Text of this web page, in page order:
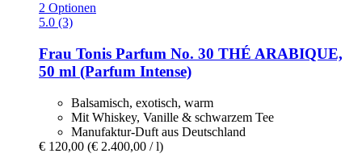
2 Optionen
5.0 (3)
Frau Tonis Parfum No. 30 THÉ ARABIQUE,
50 ml (Parfum Intense)
Balsamisch, exotisch, warm
Mit Whiskey, Vanille & schwarzem Tee
Manufaktur-Duft aus Deutschland
€ 120,00 (€ 2.400,00 / l)